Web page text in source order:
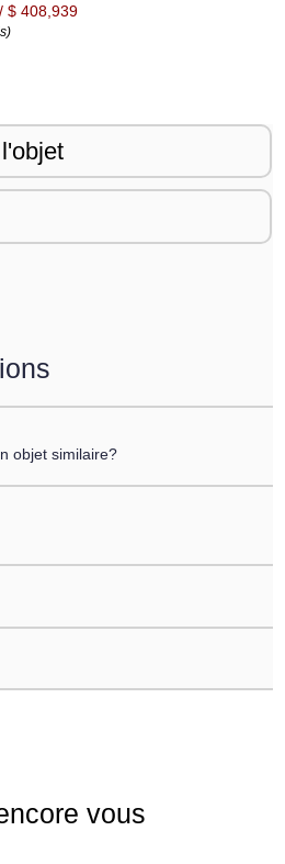
$ 408,939
objet similaire?
vous